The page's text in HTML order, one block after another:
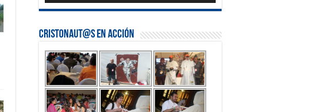
Cristonaut@s en Acción